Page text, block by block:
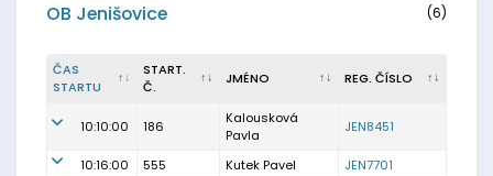
OB Jenišovice (6)
ČAS
STARTU
START.
Č.
JMÉNO REG. ČÍSLO
10:10:00 186
Kalousková
Pavla
JEN8451
10:16:00 555 Kutek Pavel
JEN7701